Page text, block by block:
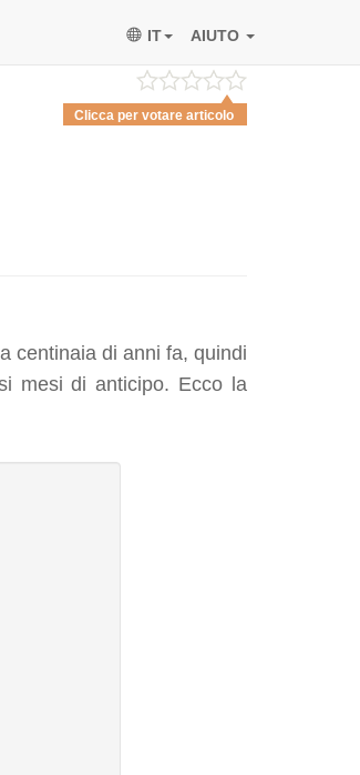
IT AIUTO
Clicca per votare articolo
centinaia di anni fa, quindi
mesi di anticipo. Ecco la